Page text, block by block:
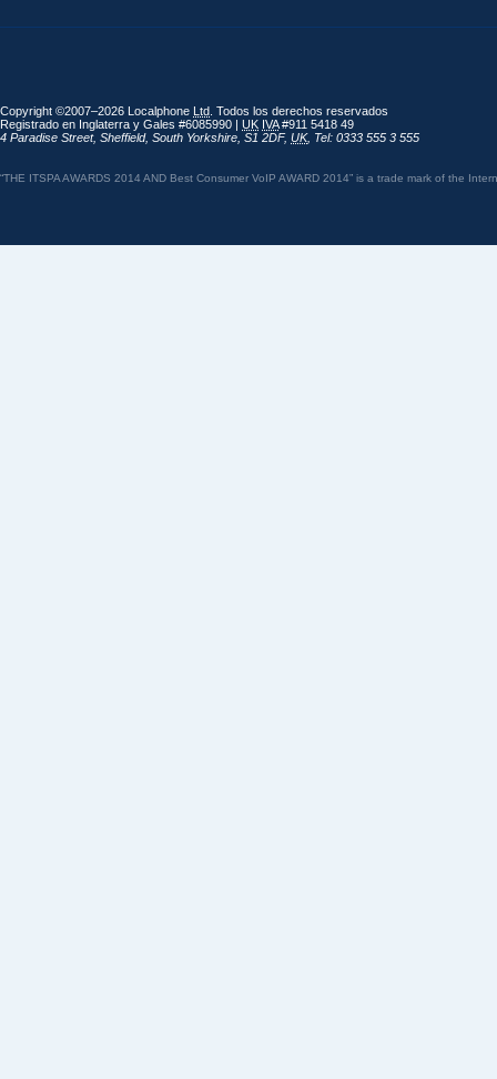
Copyright ©2007–2026 Localphone Ltd . Todos los derechos reservados
Registrado en Inglaterra y Gales #6085990 | UK IVA#911 5418 49
4 Paradise Street, Sheffield, South Yorkshire S1 2DF, UK, Tel: 0333 555 3 555
“THE ITSPA AWARDS 2014 AND Best Consumer VoIP AWARD 2014” is a trade mark of the